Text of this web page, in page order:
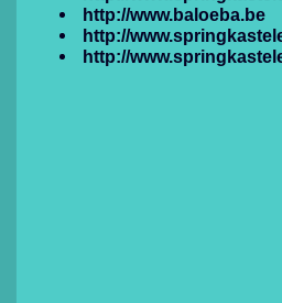
http://www.baloeba.be
http://
http://